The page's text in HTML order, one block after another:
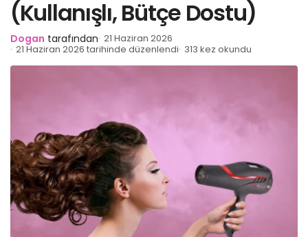
(Kullanışlı, Bütçe Dostu)
Dogan tarafından 21 Haziran 2026
21 Haziran 2026 tarihinde düzenlendi 313 kez okundu